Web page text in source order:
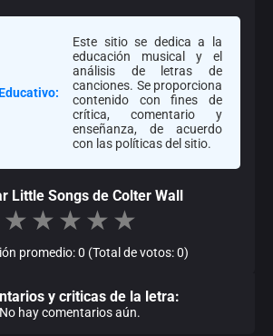
Este sitio se dedica a la
educación musical y el
análisis de letras de
canciones. Se proporciona
contenido con fines de
crítica, comentario y
enseñanza, de acuerdo
con las políticas del sitio.
Little Songs de Colter Wall
★ ★ ★ ★ ★
promedio: 0 (Total de votos: 0)
y criticas de la letra:
No hay comentarios aún.